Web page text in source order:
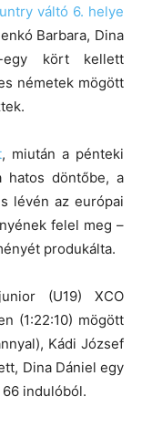
váltó 6. helye
Barbara, Dina
egy kört kellett
németek mögött
, miután a pénteki
hatos döntőbe, a
lévén az európai
felel meg –
produkálta.
(U19) XCO
(1:22:10) mögött
Kádi József
Dina Dániel egy
indulóból.